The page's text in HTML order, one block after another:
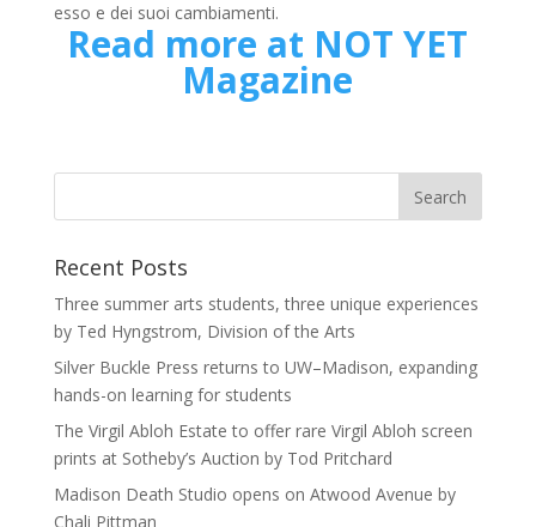
esso e dei suoi cambiamenti.
Read more at NOT YET
Magazine
Recent Posts
Three summer arts students, three unique experiences
by Ted Hyngstrom, Division of the Arts
Silver Buckle Press returns to UW–Madison, expanding
hands-on learning for students
The Virgil Abloh Estate to offer rare Virgil Abloh screen
prints at Sotheby’s Auction by Tod Pritchard
Madison Death Studio opens on Atwood Avenue by
Chali Pittman